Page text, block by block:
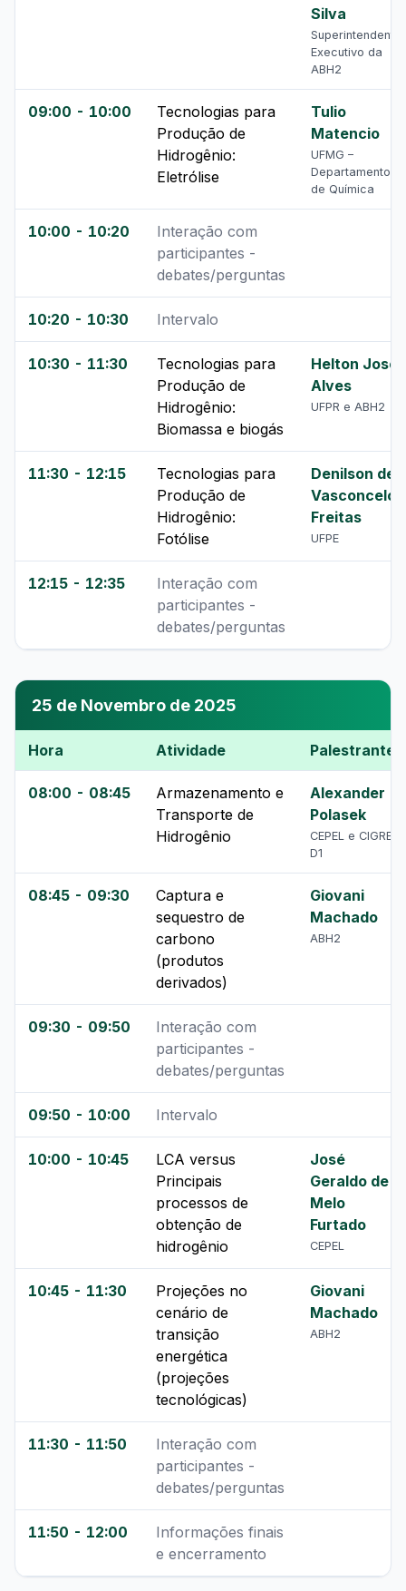
Silva
Superintendente
Executivo da
ABH2
09:00 - 10:00
Tecnologias para
Produção de
Hidrogênio:
Eletrólise
Tulio
Matencio
UFMG –
Departamento
de Química
10:00 - 10:20
Interação com
participantes -
debates/perguntas
10:20 - 10:30 Intervalo
10:30 - 11:30
Tecnologias para
Produção de
Hidrogênio:
Biomassa e biogás
Helton José
Alves
UFPR e ABH2
11:30 - 12:15
Tecnologias para
Produção de
Hidrogênio:
Fotólise
Denilson de
Vasconcelos
Freitas
UFPE
12:15 - 12:35
Interação com
participantes -
debates/perguntas
25 de Novembro de 2025
Hora Atividade Palestrante
08:00 - 08:45
Armazenamento e
Transporte de
Hidrogênio
Alexander
Polasek
CEPEL e CIGRE
D1
08:45 - 09:30
Captura e
sequestro de
carbono
(produtos
derivados)
Giovani
Machado
ABH2
09:30 - 09:50
Interação com
participantes -
debates/perguntas
09:50 - 10:00 Intervalo
10:00 - 10:45
LCA versus
Principais
processos de
obtenção de
hidrogênio
José
Geraldo de
Melo
Furtado
CEPEL
10:45 - 11:30
Projeções no
cenário de
transição
energética
(projeções
tecnológicas)
Giovani
Machado
ABH2
11:30 - 11:50
Interação com
participantes -
debates/perguntas
11:50 - 12:00
Informações finais
e encerramento